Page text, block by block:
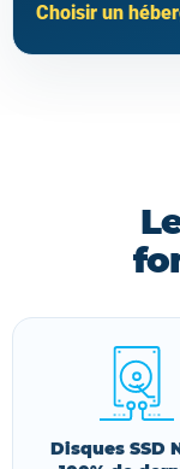
Choisir un
Disques SSD